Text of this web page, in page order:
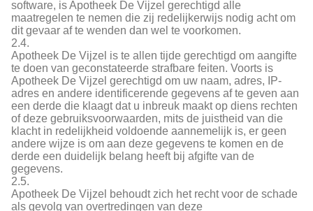
software, is Apotheek De Vijzel gerechtigd alle
maatregelen te nemen die zij redelijkerwijs nodig acht om
dit gevaar af te wenden dan wel te voorkomen.
2.4.
Apotheek De Vijzel is te allen tijde gerechtigd om aangifte
te doen van geconstateerde strafbare feiten. Voorts is
Apotheek De Vijzel gerechtigd om uw naam, adres, IP-
adres en andere identificerende gegevens af te geven aan
een derde die klaagt dat u inbreuk maakt op diens rechten
of deze gebruiksvoorwaarden, mits de juistheid van die
klacht in redelijkheid voldoende aannemelijk is, er geen
andere wijze is om aan deze gegevens te komen en de
derde een duidelijk belang heeft bij afgifte van de
gegevens.
2.5.
Apotheek De Vijzel behoudt zich het recht voor de schade
als gevolg van overtredingen van deze